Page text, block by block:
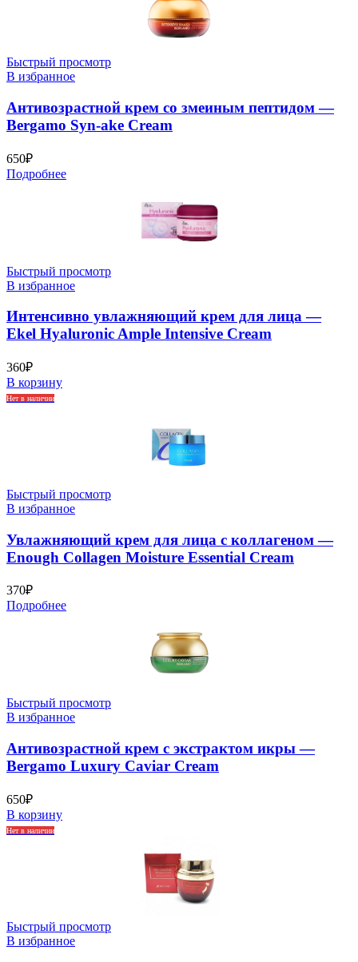
Быстрый просмотр
В избранное
Антивозрастной крем со змеиным пептидом —
Bergamo Syn-ake Cream
650₽
Подробнее
Быстрый просмотр
В избранное
Интенсивно увлажняющий крем для лица —
Ekel Hyaluronic Ample Intensive Cream
360₽
В корзину
Нет в наличии
Быстрый просмотр
В избранное
Увлажняющий крем для лица с коллагеном —
Enough Collagen Moisture Essential Cream
370₽
Подробнее
Быстрый просмотр
В избранное
Антивозрастной крем с экстрактом икры —
Bergamo Luxury Caviar Cream
650₽
В корзину
Нет в наличии
Быстрый просмотр
В избранное